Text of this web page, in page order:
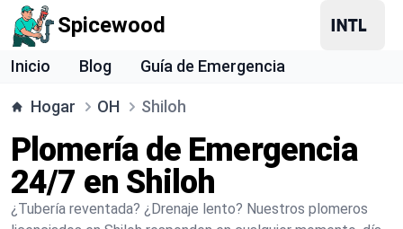
Spicewood
Inicio Blog Guía de Emergencia
Hogar OH Shiloh
Plomería de Emergencia
24/7 en Shiloh
¿Tubería reventada? ¿Drenaje lento? Nuestros plomeros